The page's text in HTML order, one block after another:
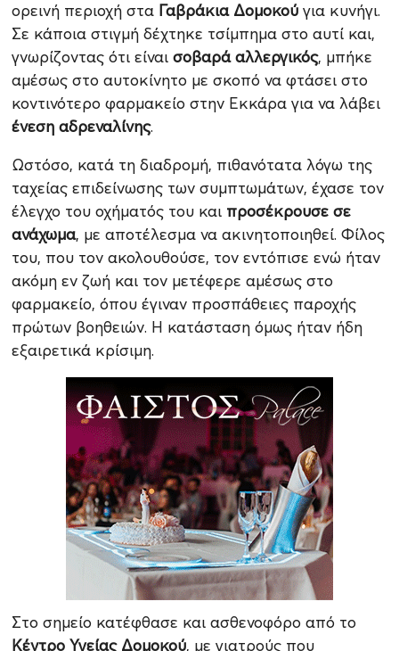
ορεινή περιοχή στα Γαβράκια Δομοκούγια κυνήγι.
Σε κάποια στιγμή δέχτηκε τσίμπημα στο αυτί και,
γνωρίζοντας ότι είναι σοβαρά αλλεργικός, μπήκε
αμέσως στο αυτοκίνητο με σκοπό να φτάσει στο
κοντινότερο φαρμακείο στην Εκκάρα για να λάβει
ένεση αδρεναλίνης.
Ωστόσο, κατά τη διαδρομή, πιθανότατα λόγω της
ταχείας επιδείνωσης των συμπτωμάτων, έχασε τον
έλεγχο του οχήματός του και προσέκρουσε σε
ανάχωμα, με αποτέλεσμα να ακινητοποιηθεί. Φίλος
του, που τον ακολουθούσε, τον εντόπισε ενώ ήταν
ακόμη εν ζωή και τον μετέφερε αμέσως στο
φαρμακείο, όπου έγιναν προσπάθειες παροχής
πρώτων βοηθειών. Η κατάσταση όμως ήταν ήδη
εξαιρετικά κρίσιμη.
Στο σημείο κατέφθασε και ασθενοφόρο από το
Κέντρο Υγείας Δομοκού, με γιατρούς που